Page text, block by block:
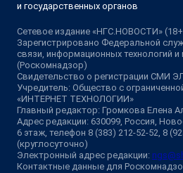
и государственных органов
Сетевое издание «НГС.НОВОСТИ»
Зарегистрировано Федеральной
связи, информационных технологий
(Роскомнадзор)
Свидетельство о регистрации СМИ
Учредитель: Общество с
«ИНТЕРНЕТ ТЕХНОЛОГИИ»
Главный редактор: Громкова Елена
Адрес редакции: 630099, Россия,
6 этаж, телефон 8 (383) 212-52-52, 8
(круглосуточно)
Электронный адрес редакции:
Контактные данные для